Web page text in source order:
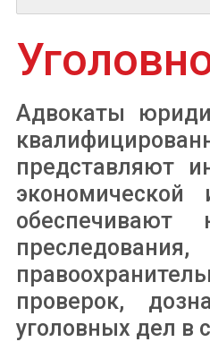
Адвокаты
представляют
проверок,
уголовных дел в